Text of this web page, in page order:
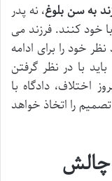
به سن بلوغ، نه پدر
خود کنند. فرزند می
خود را برای ادامه
با در نظر گرفتن
دادگاه با
را اتخاذ خواهد